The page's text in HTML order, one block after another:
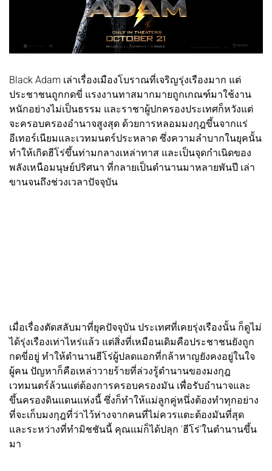
Black Adam เล่าเรื่องเมืองโบราณที่เจริญรุ่งเรืองมาก แต่
ประชาชนถูกกดขี่ แรงงานทาสมากมายถูกเกณฑ์มาใช้งาน
หนักอย่างไม่เป็นธรรม และราชาผู้ปกครองประเทศก็หวังแต่
จะครอบครองอำนาจสูงสุด ด้วยการหลอมมงกุฎขึ้นจากแร่
อีเทอร์เนียมและเวทมนตร์ประหลาด ซึ่งความลำบากในยุคนั้น
ทำให้เกิดฮีโร่ขึ้นท่ามกลางเหล่าทาส และเป็นจุดกำเนิดของ
พลังเหนือมนุษย์ปริศนา ที่กลายเป็นตำนานมาหลายพันปี เล่า
ขานจนถึงช่วงเวลาปัจจุบัน
เมื่อเรื่องตัดสลับมาที่ยุคปัจจุบัน ประเทศที่เคยรุ่งเรืองนั้น ก็ดูไม่
ได้รุ่งเรืองเท่าไหร่แล้ว แต่สิ่งที่เหมือนเดิมคือประชาชนยังถูก
กดขี่อยู่ ทำให้ตำนานฮีโร่ผู้ปลดแอกที่กล้าหาญยังคงอยู่ในใจ
ผู้คน ปัญหาก็คือเหล่าวายร้ายที่ล่วงรู้ตำนานของมงกุฎ
เวทมนตร์ล้วนแต่ต้องการครอบครองมัน เพื่อรับอำนาจและ
ขึ้นครองดินแดนแห่งนี้ ซึ่งก็ทำให้แม่ลูกคู่หนึ่งต้องทำทุกอย่าง
ที่จะเก็บมงกุฎที่ว่าไว้ห่างจากคนที่ไม่ควรแตะต้องมันที่สุด
และระหว่างที่ทำมิชชันนี้ คุณแม่ก็ได้ปลุก 'ฮีโร่'ในตำนานขึ้น
มา